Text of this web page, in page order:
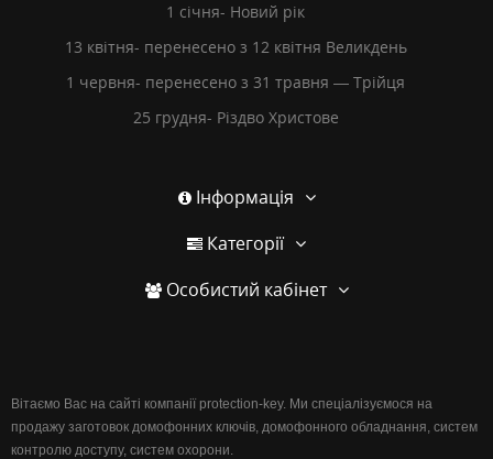
1 січня- Новий рік
13 квітня- перенесено з 12 квітня Великдень
1 червня- перенесено з 31 травня — Трійця
25 грудня- Різдво Христове
Інформація
Категорії
Особистий кабінет
Вітаємо Вас на сайті компанії protection-key. Ми спеціалізуємося на
продажу заготовок домофонних ключів, домофонного обладнання, систем
контролю доступу, систем охорони.